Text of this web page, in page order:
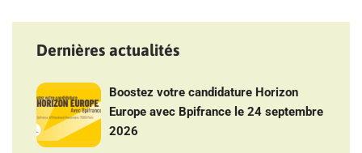
Dernières actualités
Boostez votre candidature Horizon
Europe avec Bpifrance le 24 septembre
2026